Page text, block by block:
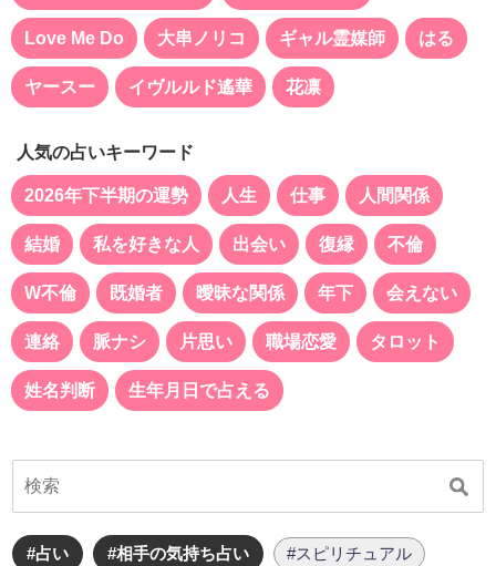
Love Me Do 大串ノリコ ギャル霊媒師 はる
ヤースー イヴルルド遙華 花凛
人気の占いキーワード
2026年下半期の運勢 人生 仕事 人間関係
結婚 私を好きな人 出会い 復縁 不倫
W不倫 既婚者 曖昧な関係 年下 会えない
連絡 脈ナシ 片思い 職場恋愛 タロット
姓名判断 生年月日で占える
#占い #相手の気持ち占い #スピリチュアル